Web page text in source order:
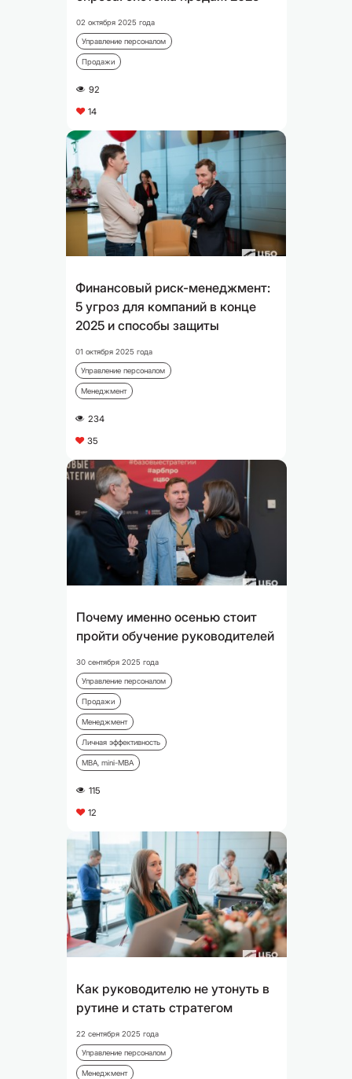
02 октября 2025 года
Управление персоналом
Продажи
A 92
C 14
Финансовый риск-менеджмент:
5 угроз для компаний в конце
2025 и способы защиты
01 октября 2025 года
Управление персоналом
Менеджмент
A 234
C 35
Почему именно осенью стоит
пройти обучение руководителей
30 сентября 2025 года
Управление персоналом
Продажи
Менеджмент
Личная эффективность
MBA, mini-MBA
A 115
C 12
Как руководителю не утонуть в
рутине и стать стратегом
22 сентября 2025 года
Управление персоналом
Менеджмент